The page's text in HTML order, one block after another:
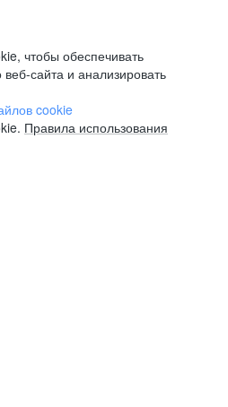
чтобы обеспечивать
сайта и анализировать
cookie
Правила использования